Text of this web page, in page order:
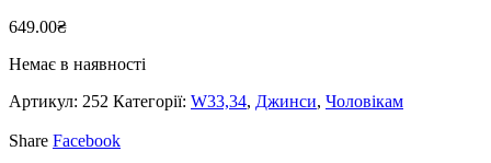
649.00₴
Немає в наявності
Артикул: 252 Категорії: W33,34, Джинси, Чоловікам
Share Facebook